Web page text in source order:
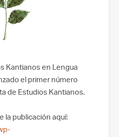
Kantianos en Lengua
el primer número
de Estudios Kantianos.
la publicación aquí: